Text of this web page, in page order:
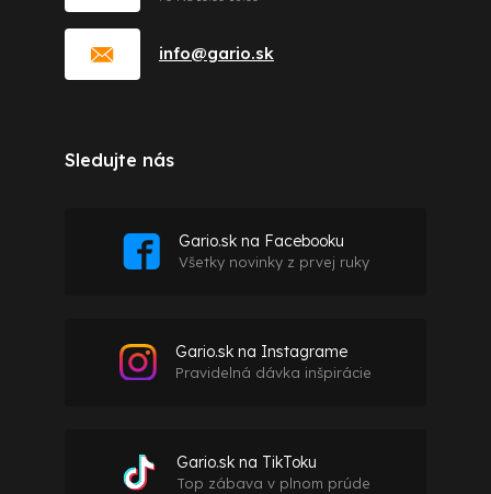
info@gario.sk
Sledujte nás
Gario.sk na Facebooku
Všetky novinky z prvej ruky
Gario.sk na Instagrame
Pravidelná dávka inšpirácie
Gario.sk na TikToku
Top zábava v plnom prúde